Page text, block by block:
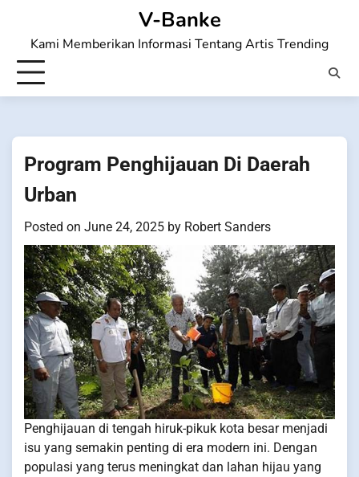
content
V-Banke
Kami Memberikan Informasi Tentang Artis Trending
Program Penghijauan Di Daerah
Urban
Posted on June 24, 2025 by Robert Sanders
Penghijauan di tengah hiruk-pikuk kota besar menjadi
isu yang semakin penting di era modern ini. Dengan
populasi yang terus meningkat dan lahan hijau yang